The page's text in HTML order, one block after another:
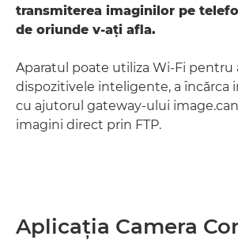
transmiterea imaginilor pe
de oriunde v-aţi afla.
Aparatul poate utiliza Wi-Fi pentru
dispozitivele inteligente, a încărca
cu ajutorul gateway-ului
imagini direct prin FTP.
Aplicaţia Camera